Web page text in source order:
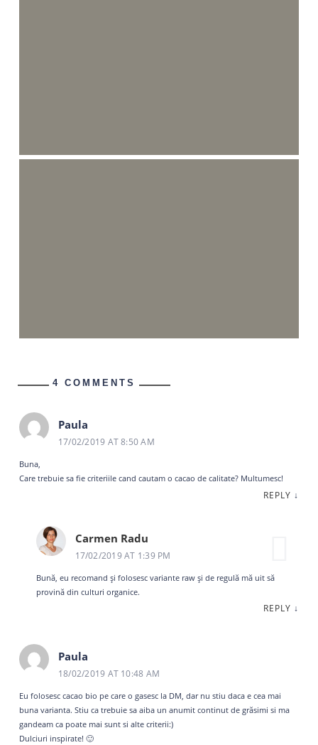
4 COMMENTS
Paula
17/02/2019 AT 8:50 AM
Buna,
Care trebuie sa fie criteriile cand cautam o cacao de calitate? Multumesc!
REPLY ↓
Carmen Radu
17/02/2019 AT 1:39 PM
Bună, eu recomand și folosesc variante raw și de regulă mă uit să
provină din culturi organice.
REPLY ↓
Paula
18/02/2019 AT 10:48 AM
Eu folosesc cacao bio pe care o gasesc la DM, dar nu stiu daca e cea mai
buna varianta. Stiu ca trebuie sa aiba un anumit continut de grăsimi si ma
gandeam ca poate mai sunt si alte criterii:)
Dulciuri inspirate! 🙂